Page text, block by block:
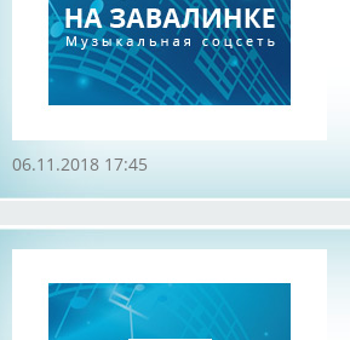
06.11.2018 17:45